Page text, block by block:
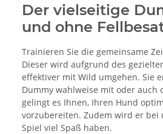
Der vielseitige
und ohne
Trainieren Sie die gemeinsame
Dieser wird aufgrund des
effektiver mit Wild umgehen. Sie
Dummy wahlweise mit oder auch
gelingt es Ihnen, Ihren Hund
vorzubereiten. Zudem wird er bei
Spiel viel Spaß haben.